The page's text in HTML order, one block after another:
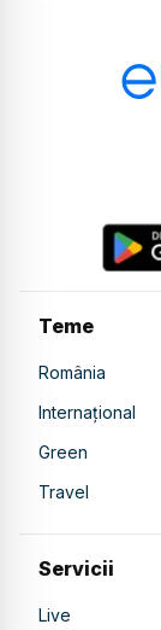
Teme
România
Internațional
Green
Travel
Servicii
Live